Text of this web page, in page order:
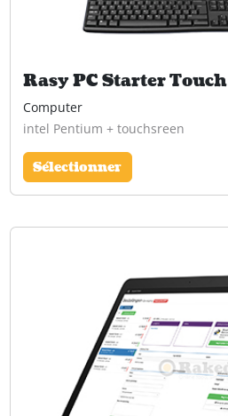
Rasy PC Starter Touch
Computer
intel Pentium + touchsreen
Sélectionner